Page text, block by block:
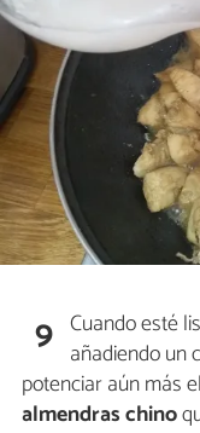
9 Cuando esté
añadiendo un
potenciar aún más
almendras chino